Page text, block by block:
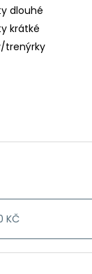
dlouhé
krátké
trenýrky
KČ